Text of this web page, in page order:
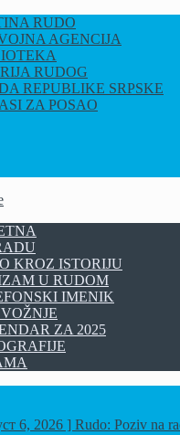
RUDO
AGENCIJA
RUDOG
REPUBLIKE SRPSKE
ZA POSAO
KROZ ISTORIJU
U RUDOM
IMENIK
ZA 2025
6, 2026 ] Rudo: Poziv na